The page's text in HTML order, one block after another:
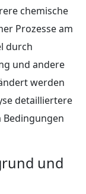
chemische
Prozesse am
durch
und andere
werden
detailliertere
Bedingungen
und